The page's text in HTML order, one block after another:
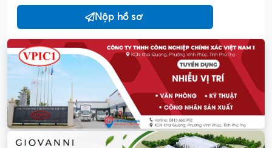
Nộp hồ sơ